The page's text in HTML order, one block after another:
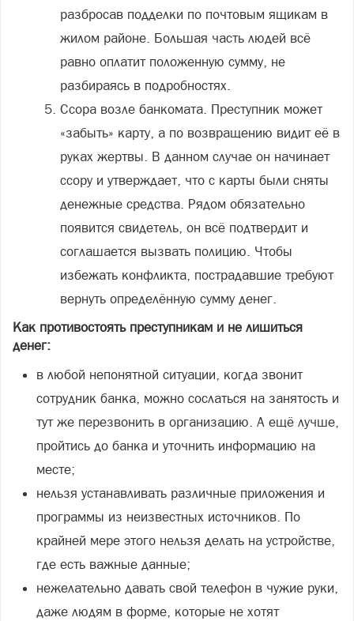
разбросав подделки по почтовым ящикам в
жилом районе. Большая часть людей всё
равно оплатит положенную сумму, не
разбираясь в подробностях.
Ссора возле банкомата. Преступник может
«забыть» карту, а по возвращению видит её в
руках жертвы. В данном случае он начинает
ссору и утверждает, что с карты были сняты
денежные средства. Рядом обязательно
появится свидетель, он всё подтвердит и
соглашается вызвать полицию. Чтобы
избежать конфликта, пострадавшие требуют
вернуть определённую сумму денег.
Как противостоять преступникам и не лишиться
денег:
в любой непонятной ситуации, когда звонит
сотрудник банка, можно сослаться на занятость и
тут же перезвонить в организацию. А ещё лучше,
пройтись до банка и уточнить информацию на
месте;
нельзя устанавливать различные приложения и
программы из неизвестных источников. По
крайней мере этого нельзя делать на устройстве,
где есть важные данные;
нежелательно давать свой телефон в чужие руки,
даже людям в форме, которые не хотят